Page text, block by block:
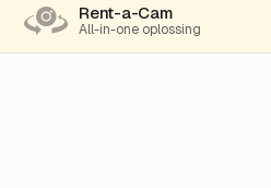
Rent-a-Cam
All-in-one oplossing